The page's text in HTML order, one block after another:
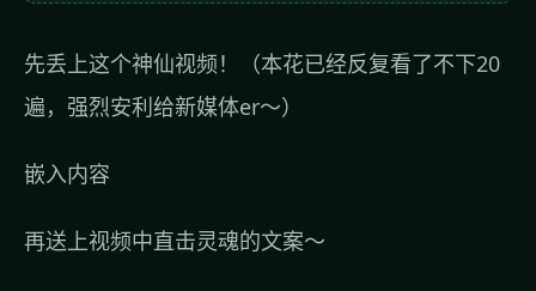
先丢上这个神仙视频！（本花已经反复看了不下20
遍，强烈安利给新媒体er～）
嵌入内容
再送上视频中直击灵魂的文案～